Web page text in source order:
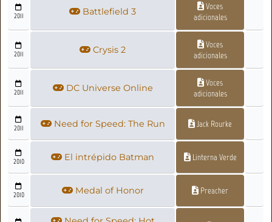
2011 Battlefield 3
Voces
adicionales
2011 Crysis 2
Voces
adicionales
2011 DC Universe Online
Voces
adicionales
2011 Need for Speed: The Run Jack Rourke
2010 El intrépido Batman Linterna Verde
2010 Medal of Honor Preacher